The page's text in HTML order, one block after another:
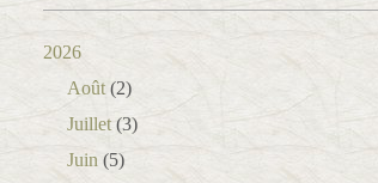
2026
Août (2)
Juillet (3)
Juin (5)